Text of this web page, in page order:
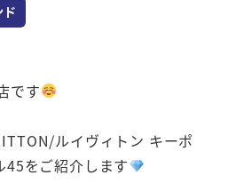
ー
です
ルイヴィトン キーポ
45をご紹介します